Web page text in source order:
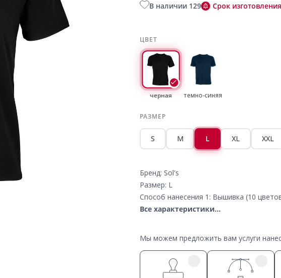
В наличии 129 Срок
ЦВЕТ
черная темно-синяя
РАЗМЕР
S M L XL XXL
Бренд: Sol's
Размер: L
Способ нанесения 1: Вышивка (10
Все характеристики...
Мы можем предложить вам услуги